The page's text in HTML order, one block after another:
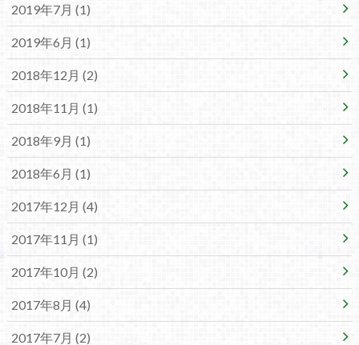
2019年7月 (1)
2019年6月 (1)
2018年12月 (2)
2018年11月 (1)
2018年9月 (1)
2018年6月 (1)
2017年12月 (4)
2017年11月 (1)
2017年10月 (2)
2017年8月 (4)
2017年7月 (2)